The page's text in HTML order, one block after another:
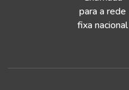
para a rede
fixa nacional